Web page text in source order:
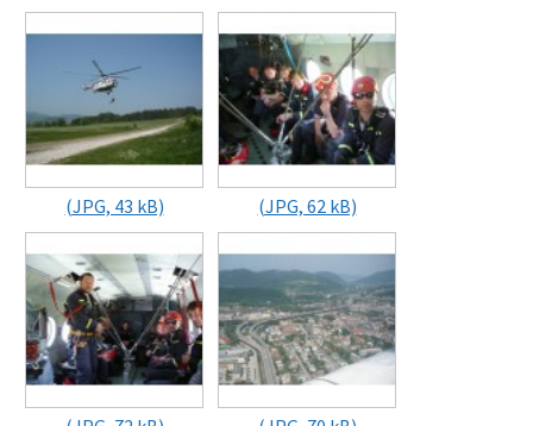
(JPG, 43 kB) (JPG, 62 kB)